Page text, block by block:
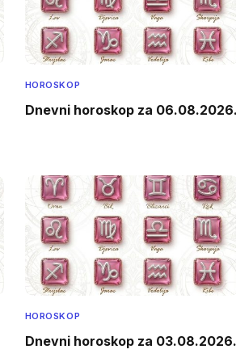
HOROSKOP
Dnevni horoskop za
HOROSKOP
Dnevni horoskop za 03.08.2026.